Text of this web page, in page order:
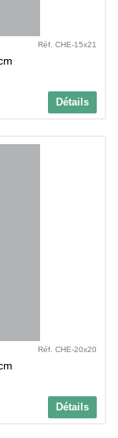
Réf. CHE-15x21
Détails
Réf. CHE-20x20
Détails